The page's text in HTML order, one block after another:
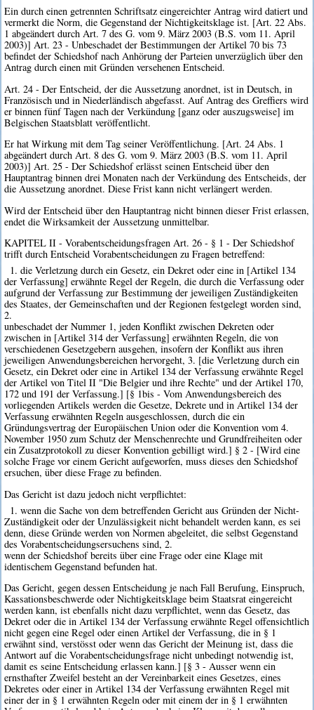
Ein durch einen getrennten Schriftsatz eingereichter Antrag wird datiert und
vermerkt die Norm, die Gegenstand der Nichtigkeitsklage ist. [Art. 22 Abs.
1 abgeändert durch Art. 7 des G. vom 9. März 2003 (B.S. vom 11. April
2003)] Art. 23 - Unbeschadet der Bestimmungen der Artikel 70 bis 73
befindet der Schiedshof nach Anhörung der Parteien unverzüglich über den
Antrag durch einen mit Gründen versehenen Entscheid.
Art. 24 - Der Entscheid, der die Aussetzung anordnet, ist in Deutsch, in
Französisch und in Niederländisch abgefasst. Auf Antrag des Greffiers wird
er binnen fünf Tagen nach der Verkündung [ganz oder auszugsweise] im
Belgischen Staatsblatt veröffentlicht.
Er hat Wirkung mit dem Tag seiner Veröffentlichung. [Art. 24 Abs. 1
abgeändert durch Art. 8 des G. vom 9. März 2003 (B.S. vom 11. April
2003)] Art. 25 - Der Schiedshof erlässt seinen Entscheid über den
Hauptantrag binnen drei Monaten nach der Verkündung des Entscheids, der
die Aussetzung anordnet. Diese Frist kann nicht verlängert werden.
Wird der Entscheid über den Hauptantrag nicht binnen dieser Frist erlassen,
endet die Wirksamkeit der Aussetzung unmittelbar.
KAPITEL II - Vorabentscheidungsfragen Art. 26 - § 1 - Der Schiedshof
trifft durch Entscheid Vorabentscheidungen zu Fragen betreffend:
1. die Verletzung durch ein Gesetz, ein Dekret oder eine in [Artikel 134
der Verfassung] erwähnte Regel der Regeln, die durch die Verfassung oder
aufgrund der Verfassung zur Bestimmung der jeweiligen Zuständigkeiten
des Staates, der Gemeinschaften und der Regionen festgelegt worden sind,
2.
unbeschadet der Nummer 1, jeden Konflikt zwischen Dekreten oder
zwischen in [Artikel 314 der Verfassung] erwähnten Regeln, die von
verschiedenen Gesetzgebern ausgehen, insofern der Konflikt aus ihren
jeweiligen Anwendungsbereichen hervorgeht, 3. [die Verletzung durch ein
Gesetz, ein Dekret oder eine in Artikel 134 der Verfassung erwähnte Regel
der Artikel von Titel II "Die Belgier und ihre Rechte" und der Artikel 170,
172 und 191 der Verfassung.] [§ 1bis - Vom Anwendungsbereich des
vorliegenden Artikels werden die Gesetze, Dekrete und in Artikel 134 der
Verfassung erwähnten Regeln ausgeschlossen, durch die ein
Gründungsvertrag der Europäischen Union oder die Konvention vom 4.
November 1950 zum Schutz der Menschenrechte und Grundfreiheiten oder
ein Zusatzprotokoll zu dieser Konvention gebilligt wird.] § 2 - [Wird eine
solche Frage vor einem Gericht aufgeworfen, muss dieses den Schiedshof
ersuchen, über diese Frage zu befinden.
Das Gericht ist dazu jedoch nicht verpflichtet:
1. wenn die Sache von dem betreffenden Gericht aus Gründen der Nicht-
Zuständigkeit oder der Unzulässigkeit nicht behandelt werden kann, es sei
denn, diese Gründe werden von Normen abgeleitet, die selbst Gegenstand
des Vorabentscheidungsersuchens sind, 2.
wenn der Schiedshof bereits über eine Frage oder eine Klage mit
identischem Gegenstand befunden hat.
Das Gericht, gegen dessen Entscheidung je nach Fall Berufung, Einspruch,
Kassationsbeschwerde oder Nichtigkeitsklage beim Staatsrat eingereicht
werden kann, ist ebenfalls nicht dazu verpflichtet, wenn das Gesetz, das
Dekret oder die in Artikel 134 der Verfassung erwähnte Regel offensichtlich
nicht gegen eine Regel oder einen Artikel der Verfassung, die in § 1
erwähnt sind, verstösst oder wenn das Gericht der Meinung ist, dass die
Antwort auf die Vorabentscheidungsfrage nicht unbedingt notwendig ist,
damit es seine Entscheidung erlassen kann.] [§ 3 - Ausser wenn ein
ernsthafter Zweifel besteht an der Vereinbarkeit eines Gesetzes, eines
Dekretes oder einer in Artikel 134 der Verfassung erwähnten Regel mit
einer der in § 1 erwähnten Regeln oder mit einem der in § 1 erwähnten